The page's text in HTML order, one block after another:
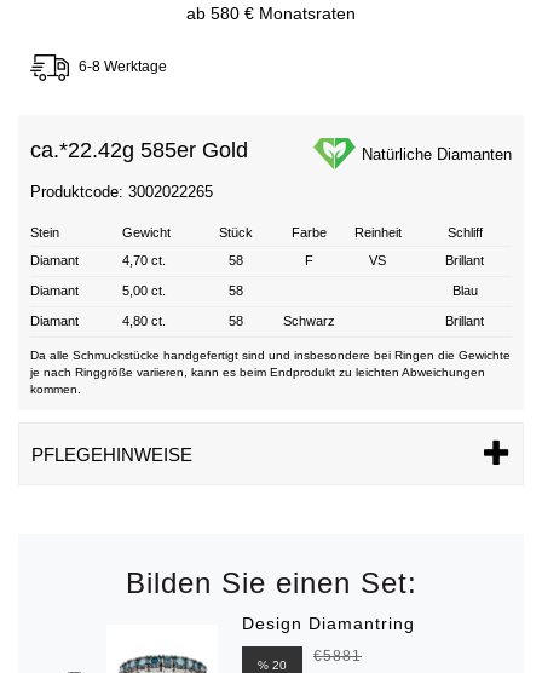
ab 580 € Monatsraten
6-8 Werktage
ca.*22.42g 585er Gold Natürliche Diamanten
Produktcode: 3002022265
Stein Gewicht Stück Farbe Reinheit
Schliff
Diamant
4,70 ct. 58 F VS Brillant
Diamant 5,00 ct. 58 Blau
Diamant 4,80 ct. 58 Schwarz Brillant
Da alle Schmuckstücke handgefertigt sind und insbesondere bei Ringen die Gewichte
je nach Ringgröße variieren, kann es beim Endprodukt zu leichten Abweichungen
kommen.
PFLEGEHINWEISE
Bilden Sie einen Set:
Design Diamantring
% 20
€5881